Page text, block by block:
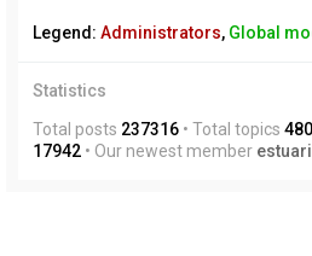
Legend: Administrators, Global
Statistics
Total posts 237316 • Total topics
17942 • Our newest member